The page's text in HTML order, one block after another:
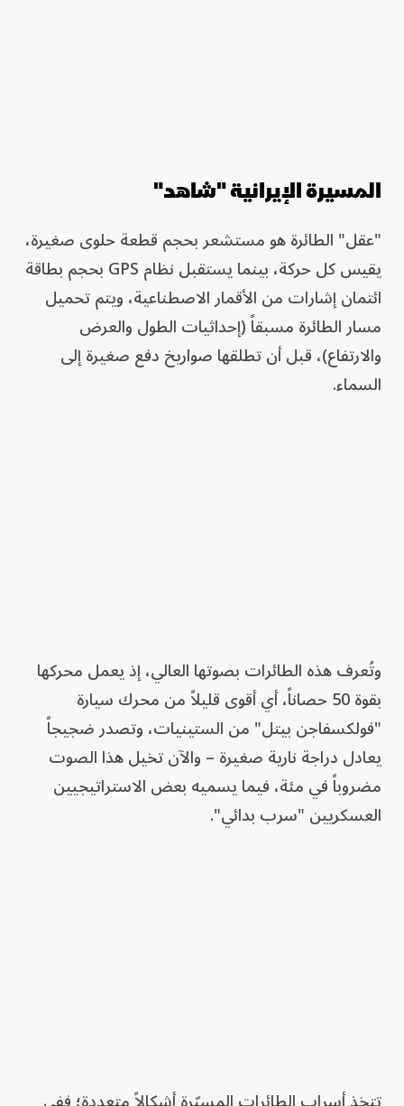
المسيرة الإيرانية "شاهد"
"عقل" الطائرة هو مستشعر بحجم قطعة حلوى صغيرة،
يقيس كل حركة، بينما يستقبل نظام GPS بحجم بطاقة
ائتمان إشارات من الأقمار الاصطناعية، ويتم تحميل
مسار الطائرة مسبقاً (إحداثيات الطول والعرض
والارتفاع)، قبل أن تطلقها صواريخ دفع صغيرة إلى
السماء.
وتُعرف هذه الطائرات بصوتها العالي، إذ يعمل محركها
بقوة 50 حصاناً، أي أقوى قليلاً من محرك سيارة
"فولكسفاجن بيتل" من الستينيات، وتصدر ضجيجاً
يعادل دراجة نارية صغيرة – والآن تخيل هذا الصوت
مضروباً في مئة، فيما يسميه بعض الاستراتيجيين
العسكريين "سرب بدائي".